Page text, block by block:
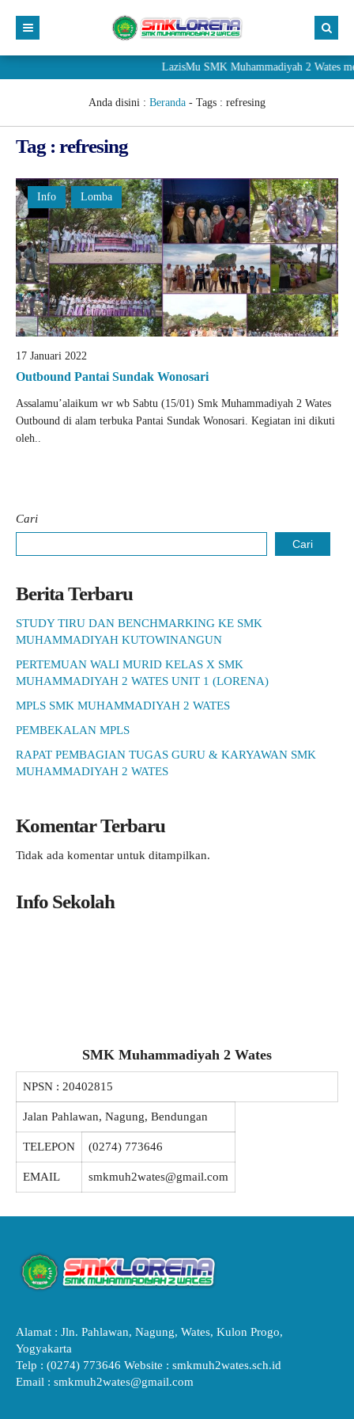
LazisMu SMK Muhammadiyah 2 Wates
Anda disini : Beranda - Tags : refresing
Tag : refresing
Info Lomba
17 Januari 2022
Outbound Pantai Sundak Wonosari
Assalamu’alaikum wr wb Sabtu (15/01) Smk Muhammadiyah 2 Wates
Outbound di alam terbuka Pantai Sundak Wonosari. Kegiatan ini dikuti
oleh..
Cari
Cari
Berita Terbaru
STUDY TIRU DAN BENCHMARKING KE SMK
MUHAMMADIYAH KUTOWINANGUN
PERTEMUAN WALI MURID KELAS X SMK
MUHAMMADIYAH 2 WATES UNIT 1 (LORENA)
MPLS SMK MUHAMMADIYAH 2 WATES
PEMBEKALAN MPLS
RAPAT PEMBAGIAN TUGAS GURU & KARYAWAN SMK
MUHAMMADIYAH 2 WATES
Komentar Terbaru
Tidak ada komentar untuk ditampilkan.
Info Sekolah
SMK Muhammadiyah 2 Wates
NPSN : 20402815
Jalan Pahlawan, Nagung, Bendungan
TELEPON (0274) 773646
EMAIL smkmuh2wates@gmail.com
Alamat : Jln. Pahlawan, Nagung, Wates, Kulon Progo,
Yogyakarta
Telp : (0274) 773646 Website : smkmuh2wates.sch.id
Email : smkmuh2wates@gmail.com